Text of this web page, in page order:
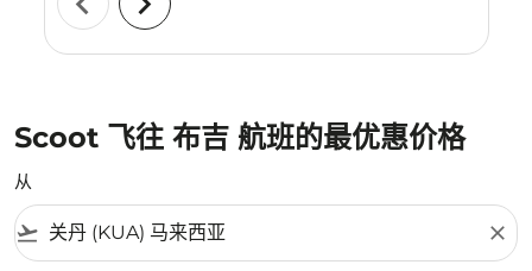
Scoot 飞往 布吉 航班的最优惠价格
从
flight_takeoff close